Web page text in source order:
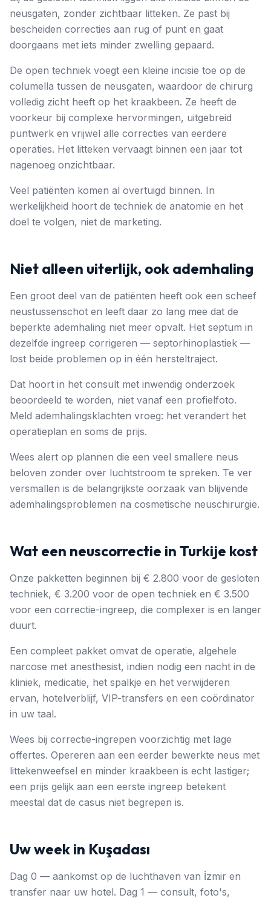
neusgaten, zonder zichtbaar litteken. Ze past bij
bescheiden correcties aan rug of punt en gaat
doorgaans met iets minder zwelling gepaard.
De open techniek voegt een kleine incisie toe op de
columella tussen de neusgaten, waardoor de chirurg
volledig zicht heeft op het kraakbeen. Ze heeft de
voorkeur bij complexe hervormingen, uitgebreid
puntwerk en vrijwel alle correcties van eerdere
operaties. Het litteken vervaagt binnen een jaar tot
nagenoeg onzichtbaar.
Veel patiënten komen al overtuigd binnen. In
werkelijkheid hoort de techniek de anatomie en het
doel te volgen, niet de marketing.
Niet alleen uiterlijk, ook ademhaling
Een groot deel van de patiënten heeft ook een scheef
neustussenschot en leeft daar zo lang mee dat de
beperkte ademhaling niet meer opvalt. Het septum in
dezelfde ingreep corrigeren — septorhinoplastiek —
lost beide problemen op in één hersteltraject.
Dat hoort in het consult met inwendig onderzoek
beoordeeld te worden, niet vanaf een profielfoto.
Meld ademhalingsklachten vroeg: het verandert het
operatieplan en soms de prijs.
Wees alert op plannen die een veel smallere neus
beloven zonder over luchtstroom te spreken. Te ver
versmallen is de belangrijkste oorzaak van blijvende
ademhalingsproblemen na cosmetische neuschirurgie.
Wat een neuscorrectie in Turkije kost
Onze pakketten beginnen bij € 2.800 voor de gesloten
techniek, € 3.200 voor de open techniek en € 3.500
voor een correctie-ingreep, die complexer is en langer
duurt.
Een compleet pakket omvat de operatie, algehele
narcose met anesthesist, indien nodig een nacht in de
kliniek, medicatie, het spalkje en het verwijderen
ervan, hotelverblijf, VIP-transfers en een coördinator
in uw taal.
Wees bij correctie-ingrepen voorzichtig met lage
offertes. Opereren aan een eerder bewerkte neus met
littekenweefsel en minder kraakbeen is echt lastiger;
een prijs gelijk aan een eerste ingreep betekent
meestal dat de casus niet begrepen is.
Uw week in Kuşadası
Dag 0 — aankomst op de luchthaven van İzmir en
transfer naar uw hotel. Dag 1 — consult, foto's,